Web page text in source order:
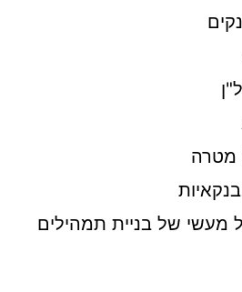
מטרה
מעשי של בניית תמהילים